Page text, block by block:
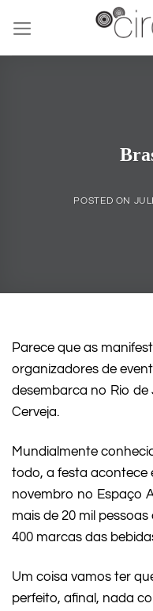
content
POSTED ON
Parece que as
organizadores de
desembarca no Rio de
Cerveja.
Mundialmente
todo, a festa acontece
novembro no Espaço
mais de 20 mil
400 marcas das
Um coisa vamos ter
perfeito, afinal, nada